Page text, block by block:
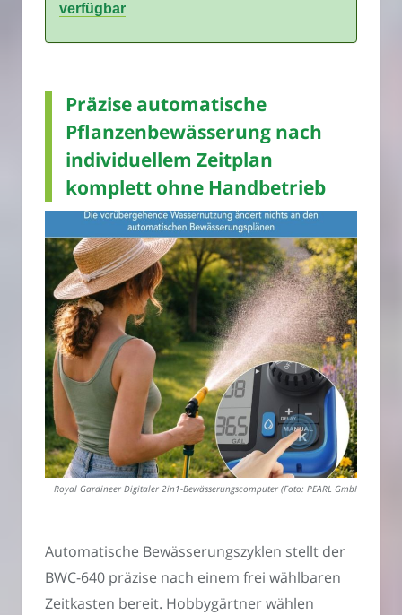
verfügbar
Präzise automatische
Pflanzenbewässerung nach
individuellem Zeitplan
komplett ohne Handbetrieb
Royal Gardineer Digitaler 2in1-Bewässerungscomputer (Foto: PEARL GmbH)
Automatische Bewässerungszyklen stellt der
BWC-640 präzise nach einem frei wählbaren
Zeitkasten bereit. Hobbygärtner wählen